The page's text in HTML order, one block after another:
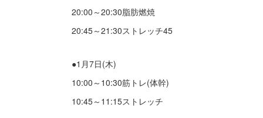
20:00～20:30脂肪燃焼
20:45～21:30ストレッチ45
●1月7日(木)
10:00～10:30筋トレ(体幹)
10:45～11:15ストレッチ